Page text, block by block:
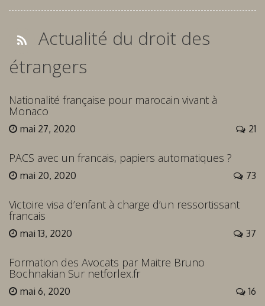
Actualité du droit des
étrangers
Nationalité française pour marocain vivant à
Monaco
mai 27, 2020 21
PACS avec un francais, papiers automatiques ?
mai 20, 2020 73
Victoire visa d’enfant à charge d’un ressortissant
francais
mai 13, 2020 37
Formation des Avocats par Maitre Bruno
Bochnakian Sur netforlex.fr
mai 6, 2020 16